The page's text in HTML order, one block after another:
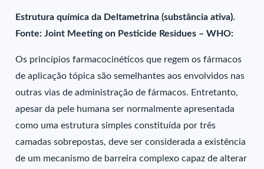
Estrutura química da Deltametrina (substância ativa).
Fonte: Joint Meeting on Pesticide Residues – WHO:
Os princípios farmacocinéticos que regem os fármacos
de aplicação tópica são semelhantes aos envolvidos nas
outras vias de administração de fármacos. Entretanto,
apesar da pele humana ser normalmente apresentada
como uma estrutura simples constituída por três
camadas sobrepostas, deve ser considerada a existência
de um mecanismo de barreira complexo capaz de alterar